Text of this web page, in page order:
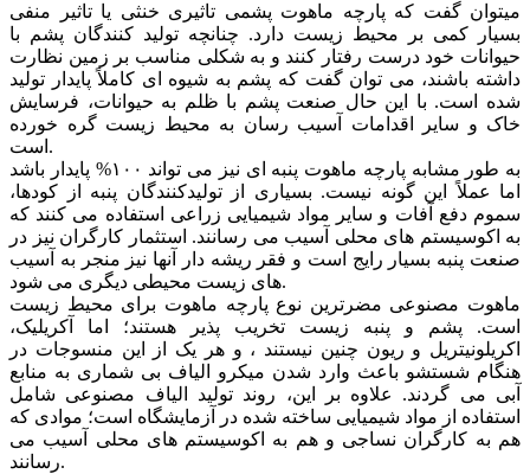
میتوان گفت که پارچه ماهوت پشمی تاثیری خنثی یا تاثیر منفی
بسیار کمی بر محیط زیست دارد. چنانچه تولید کنندگان پشم با
حیوانات خود درست رفتار کنند و به شکلی مناسب بر زمین نظارت
داشته باشند، می توان گفت که پشم به شیوه ای کاملاً پایدار تولید
شده است. با این حال صنعت پشم با ظلم به حیوانات، فرسایش
خاک و سایر اقدامات آسیب رسان به محیط زیست گره خورده
است.
به طور مشابه پارچه ماهوت پنبه ای نیز می تواند ۱۰۰% پایدار باشد
اما عملاً این گونه نیست. بسیاری از تولیدکنندگان پنبه از کودها،
سموم دفع آفات و سایر مواد شیمیایی زراعی استفاده می کنند که
به اکوسیستم های محلی آسیب می رسانند. استثمار کارگران نیز در
صنعت پنبه بسیار رایج است و فقر ریشه دار آنها نیز منجر به آسیب
های زیست محیطی دیگری می شود.
ماهوت مصنوعی مضرترین نوع پارچه ماهوت برای محیط زیست
است. پشم و پنبه زیست تخریب پذیر هستند؛ اما آکریلیک،
اکریلونیتریل و ریون چنین نیستند ، و هر یک از این منسوجات در
هنگام شستشو باعث وارد شدن میکرو الیاف بی شماری به منابع
آبی می گردند. علاوه بر این، روند تولید الیاف مصنوعی شامل
استفاده از مواد شیمیایی ساخته شده در آزمایشگاه است؛ موادی که
هم به کارگران نساجی و هم به اکوسیستم های محلی آسیب می
رسانند.